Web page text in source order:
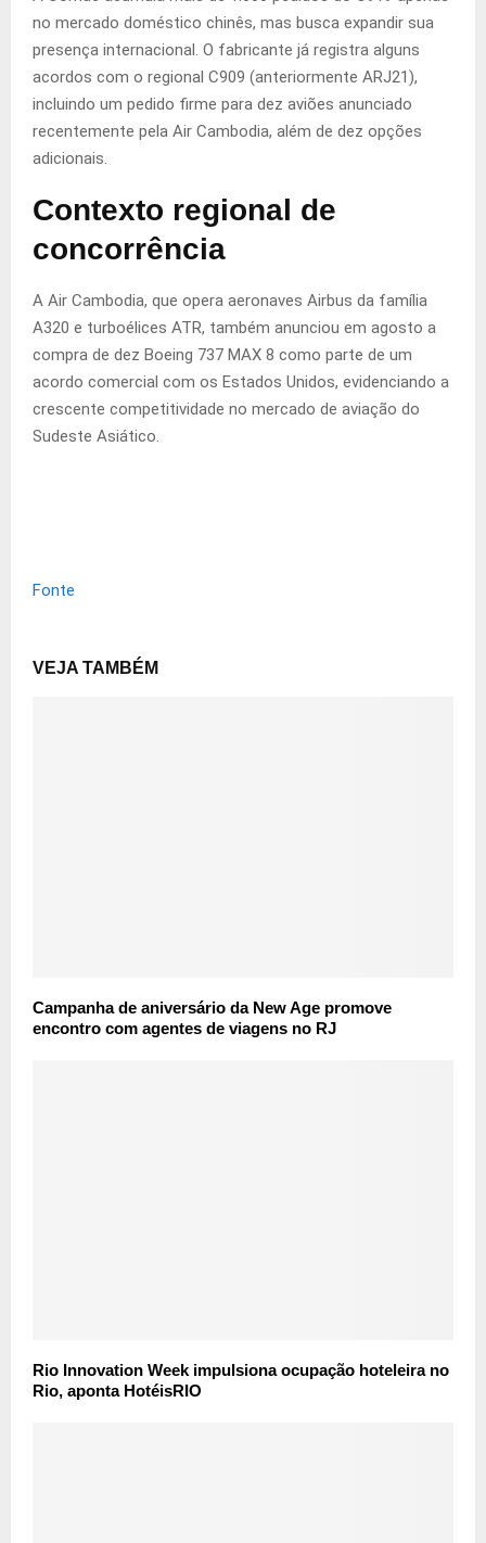
no mercado doméstico chinês, mas busca expandir sua
presença internacional. O fabricante já registra alguns
acordos com o regional C909 (anteriormente ARJ21),
incluindo um pedido firme para dez aviões anunciado
recentemente pela Air Cambodia, além de dez opções
adicionais.
Contexto regional de
concorrência
A Air Cambodia, que opera aeronaves Airbus da família
A320 e turboélices ATR, também anunciou em agosto a
compra de dez Boeing 737 MAX 8 como parte de um
acordo comercial com os Estados Unidos, evidenciando a
crescente competitividade no mercado de aviação do
Sudeste Asiático.
Fonte
VEJA TAMBÉM
Campanha de aniversário da New Age promove
encontro com agentes de viagens no RJ
Rio Innovation Week impulsiona ocupação hoteleira no
Rio, aponta HotéisRIO